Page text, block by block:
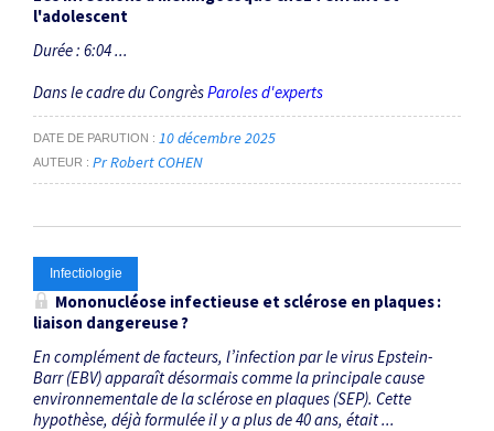
l'adolescent
Durée : 6:04 ...
Dans le cadre du CongrèsParoles d'experts
DATE DE PARUTION 10 décembre 2025
AUTEUR Pr Robert COHEN
Infectiologie
Mononucléose infectieuse et sclérose en plaques :
liaison dangereuse ?
En complément de facteurs, l’infection par le virus Epstein-
Barr (EBV) apparaît désormais comme la principale cause
environnementale de la sclérose en plaques (SEP). Cette
hypothèse, déjà formulée il y a plus de 40 ans, était ...